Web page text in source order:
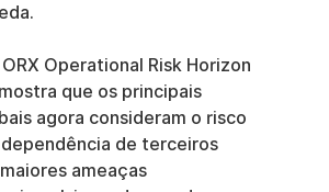
Operational Risk Horizon
que os principais
agora consideram o risco
de terceiros
ameaças